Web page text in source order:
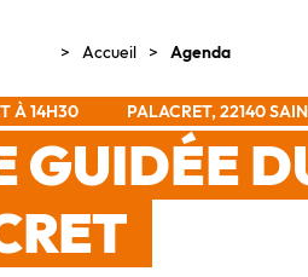
Accueil Agenda
À 14H30 PALACRET, 22140
GUIDÉE